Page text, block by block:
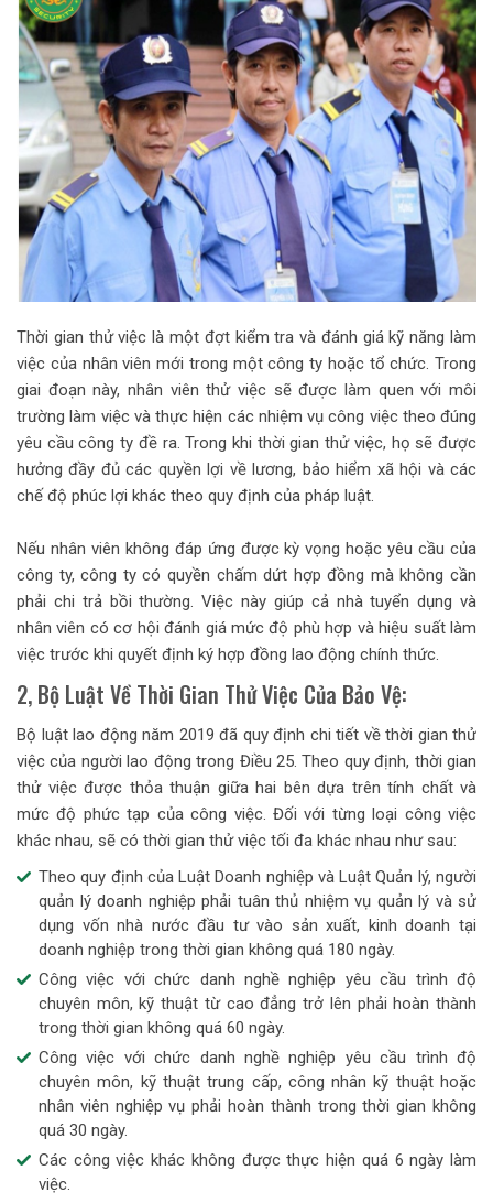
Thời gian thử việc là một đợt kiểm tra và đánh giá kỹ năng làm
việc của nhân viên mới trong một công ty hoặc tổ chức. Trong
giai đoạn này, nhân viên thử việc sẽ được làm quen với môi
trường làm việc và thực hiện các nhiệm vụ công việc theo đúng
yêu cầu công ty đề ra. Trong khi thời gian thử việc, họ sẽ được
hưởng đầy đủ các quyền lợi về lương, bảo hiểm xã hội và các
chế độ phúc lợi khác theo quy định của pháp luật.
Nếu nhân viên không đáp ứng được kỳ vọng hoặc yêu cầu của
công ty, công ty có quyền chấm dứt hợp đồng mà không cần
phải chi trả bồi thường. Việc này giúp cả nhà tuyển dụng và
nhân viên có cơ hội đánh giá mức độ phù hợp và hiệu suất làm
việc trước khi quyết định ký hợp đồng lao động chính thức.
2, Bộ Luật Về Thời Gian Thử Việc Của Bảo Vệ:
Bộ luật lao động năm 2019 đã quy định chi tiết về thời gian thử
việc của người lao động trong Điều 25. Theo quy định, thời gian
thử việc được thỏa thuận giữa hai bên dựa trên tính chất và
mức độ phức tạp của công việc. Đối với từng loại công việc
khác nhau, sẽ có thời gian thử việc tối đa khác nhau như sau:
Theo quy định của Luật Doanh nghiệp và Luật Quản lý, người
quản lý doanh nghiệp phải tuân thủ nhiệm vụ quản lý và sử
dụng vốn nhà nước đầu tư vào sản xuất, kinh doanh tại
doanh nghiệp trong thời gian không quá 180 ngày.
Công việc với chức danh nghề nghiệp yêu cầu trình độ
chuyên môn, kỹ thuật từ cao đẳng trở lên phải hoàn thành
trong thời gian không quá 60 ngày.
Công việc với chức danh nghề nghiệp yêu cầu trình độ
chuyên môn, kỹ thuật trung cấp, công nhân kỹ thuật hoặc
nhân viên nghiệp vụ phải hoàn thành trong thời gian không
quá 30 ngày.
Các công việc khác không được thực hiện quá 6 ngày làm
việc.